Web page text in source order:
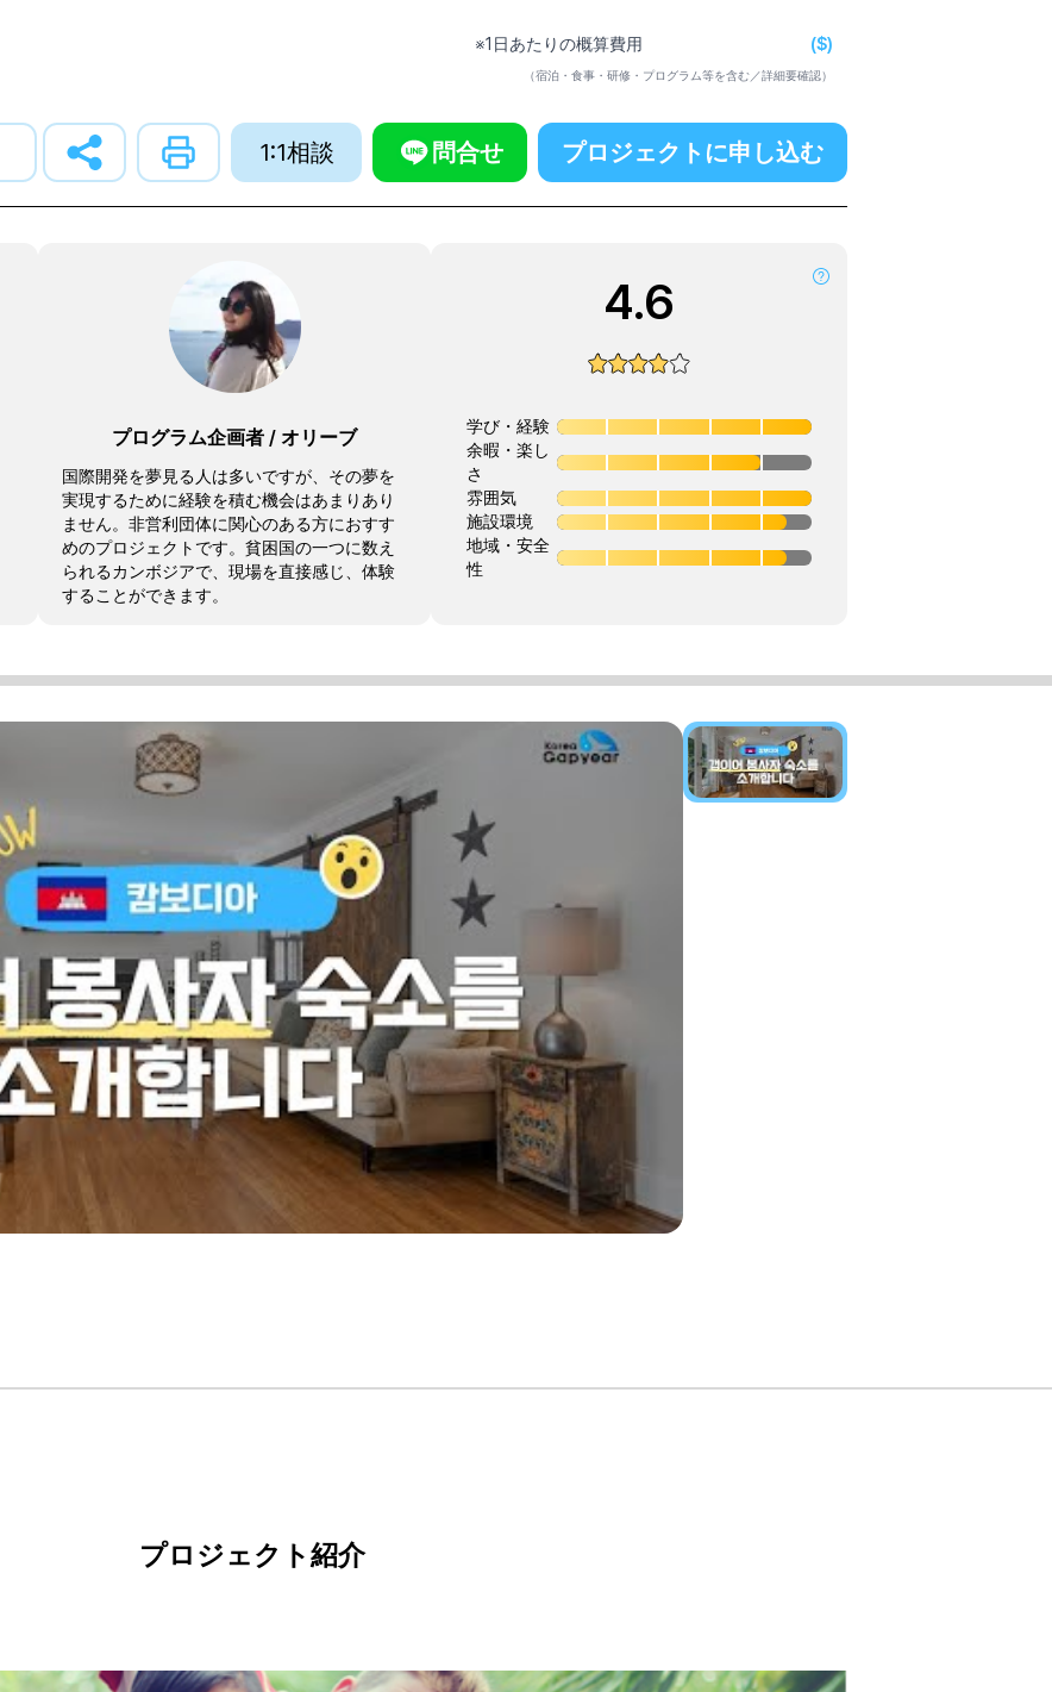
※1日あたりの概算費用 ($)
（宿泊・食事・研修・プログラム等を含む／詳細要確認）
1:1相談 問合せ プロジェクトに申し込む
プログラム企画者 / オリーブ
国際開発を夢見る人は多いですが、その夢を
実現するために経験を積む機会はあまりあり
ません。非営利団体に関心のある方におすす
めのプロジェクトです。貧困国の一つに数え
られるカンボジアで、現場を直接感じ、体験
することができます。
4.6
学び・経験
余暇・楽し
さ
雰囲気
施設環境
地域・安全
性
プロジェクト紹介